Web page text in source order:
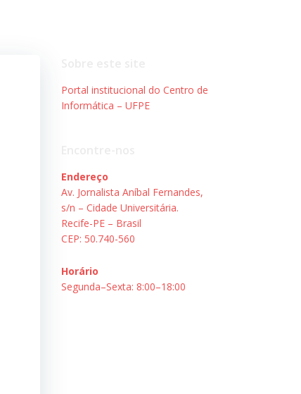
Portal institucional do Centro de
Informática – UFPE
Endereço
Av. Jornalista Aníbal Fernandes,
s/n – Cidade Universitária.
Recife-PE – Brasil
CEP: 50.740-560
Horário
Segunda–Sexta: 8:00–18:00